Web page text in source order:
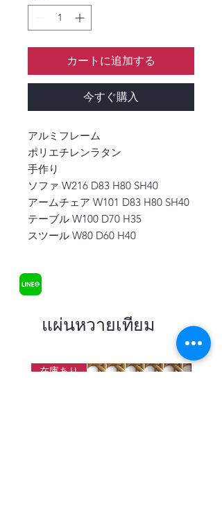
カートに追加する
今すぐ購入
アルミフレーム
ポリエチレンラタン
手作り
ソファ W216 D83 H80 SH40
アームチェア W101 D83 H80 SH40
テーブル W100 D70 H35
スツール W80 D60 H40
แผ่นหวายเทียม
在庫あり